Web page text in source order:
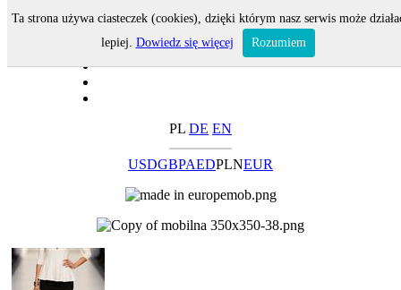
PL DE EN
USDGBPAEDPLNEUR
Ta strona używa ciasteczek (cookies), dzięki którym nasz serwis może
lepiej. Dowiedz się więcej Rozumiem